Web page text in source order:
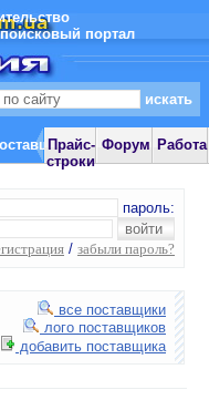
портал
Прайс-
строки
Форум Работа
пароль:
/ забыли пароль?
все поставщики
лого поставщиков
добавить поставщика